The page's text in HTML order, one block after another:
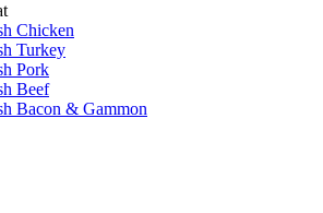
Chicken
Turkey
Pork
Beef
Bacon & Gammon